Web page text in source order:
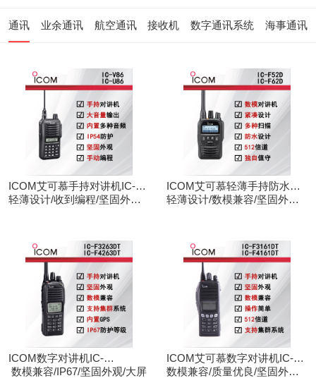
通讯 业余通讯 航空通讯 接收机 数字通讯系统 海事通讯
ICOM艾可慕手持对讲机IC-
V86/U86
轻薄设计/收到编程/坚固外观/
ICOM艾可慕轻薄手持防水对
讲机IC-F52D
轻薄设计/数模兼容/坚固外观/
ICOM数字对讲机IC-
F3263DT/IC-F4263DT
数模兼容/IP67/坚固外观/大屏
ICOM艾可慕数字对讲机IC-
F3161D IC-F4161D
数模兼容/质量优良/坚固外观/